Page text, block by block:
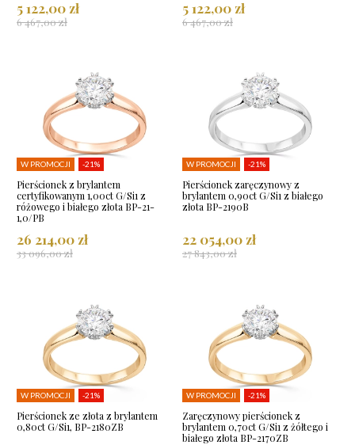
5 122,00 zł
6 467,00 zł
5 122,00 zł
6 467,00 zł
W PROMOCJI -21%
Pierścionek z brylantem
certyfikowanym 1,00ct G/Si1 z
różowego i białego złota BP-21-
1,0/PB
26 214,00 zł
33 096,00 zł
W PROMOCJI -21%
Pierścionek zaręczynowy z
brylantem 0,90ct G/Si1 z białego
złota BP-2190B
22 054,00 zł
27 843,00 zł
W PROMOCJI -21%
Pierścionek ze złota z brylantem
0,80ct G/Si1, BP-2180ZB
W PROMOCJI -21%
Zaręczynowy pierścionek z
brylantem 0,70ct G/Si1 z żółtego i
białego złota BP-2170ZB